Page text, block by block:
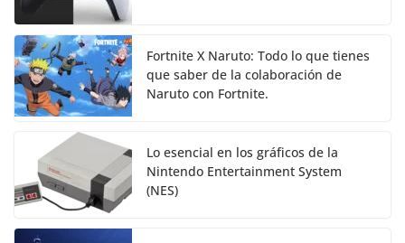
Fortnite X Naruto: Todo lo que tienes
que saber de la colaboración de
Naruto con Fortnite.
Lo esencial en los gráficos de la
Nintendo Entertainment System
(NES)